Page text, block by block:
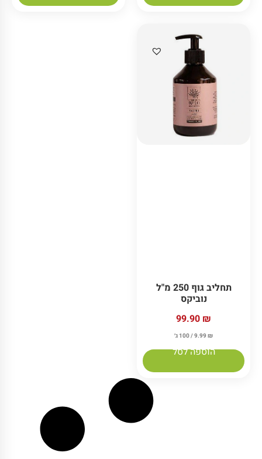
תחליב גוף 250 מ"ל
נוביקס
99.90 ₪
9.99 ₪ / 100 ג׳
הוספה לסל